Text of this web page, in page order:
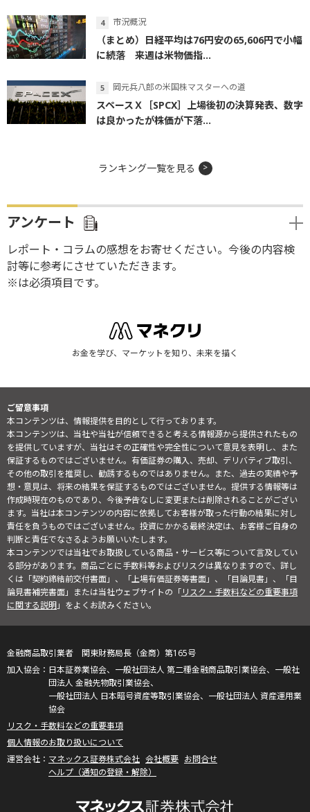
市況概況
（まとめ）日経平均は76円安の65,606円で小幅
に続落 来週は米物価指...
岡元兵八郎の米国株マスターへの道
スペースＸ［SPCX］上場後初の決算発表、数字
は良かったが株価が下落...
ランキング一覧を見る
アンケート
レポート・コラムの感想をお寄せください。今後の内容検
討等に参考にさせていただきます。
※は必須項目です。
お金を学び、マーケットを知り、未来を描く
ご留意事項
本コンテンツは、情報提供を目的として行っております。
本コンテンツは、当社や当社が信頼できると考える情報源から提供されたもの
を提供していますが、当社はその正確性や完全性について意見を表明し、また
保証するものではございません。有価証券の購入、売却、デリバティブ取引、
その他の取引を推奨し、勧誘するものではありません。また、過去の実績や予
想・意見は、将来の結果を保証するものではございません。提供する情報等は
作成時現在のものであり、今後予告なしに変更または削除されることがござい
ます。当社は本コンテンツの内容に依拠してお客様が取った行動の結果に対し
責任を負うものではございません。投資にかかる最終決定は、お客様ご自身の
判断と責任でなさるようお願いいたします。
本コンテンツでは当社でお取扱している商品・サービス等について言及してい
る部分があります。商品ごとに手数料等およびリスクは異なりますので、詳し
くは「契約締結前交付書面」、「上場有価証券等書面」、「目論見書」、「目
論見書補完書面」または当社ウェブサイトの「リスク・手数料などの重要事項
に関する説明」をよくお読みください。
金融商品取引業者 関東財務局長（金商）第165号
日本証券業協会、一般社団法人 第二種金融商品取引業協会、一般社
団法人 金融先物取引業協会、
一般社団法人 日本暗号資産等取引業協会、一般社団法人 資産運用業
協会
リスク・手数料などの重要事項
個人情報のお取り扱いについて
マネックス証券株式会社 会社概要 お問合せ
ヘルプ（通知の登録・解除）